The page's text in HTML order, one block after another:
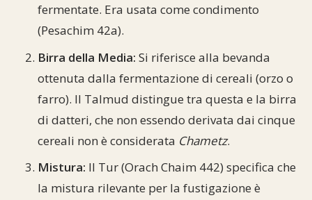
fermentate. Era usata come condimento
(Pesachim 42a).
Birra della Media: Si riferisce alla bevanda
ottenuta dalla fermentazione di cereali (orzo o
farro). Il Talmud distingue tra questa e la birra
di datteri, che non essendo derivata dai cinque
cereali non è considerata Chametz.
Mistura: Il Tur (Orach Chaim 442) specifica che
la mistura rilevante per la fustigazione è